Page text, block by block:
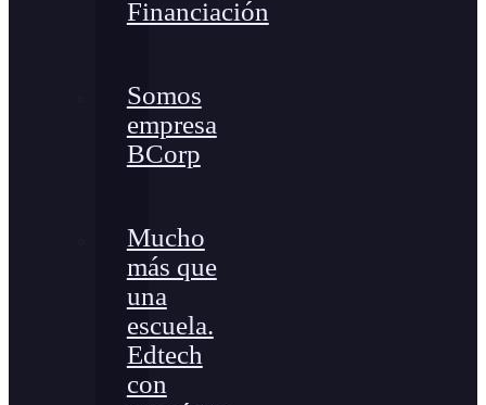
Financiación
Somos
empresa
BCorp
Mucho
más que
una
escuela.
Edtech
con